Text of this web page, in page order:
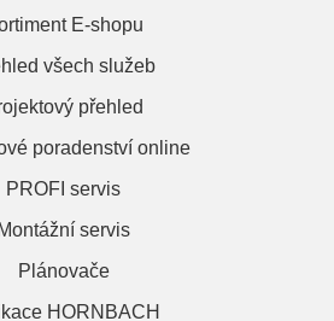
E-shopu
všech služeb
přehled
poradenství online
PROFI servis
Montážní servis
Plánovače
HORNBACH